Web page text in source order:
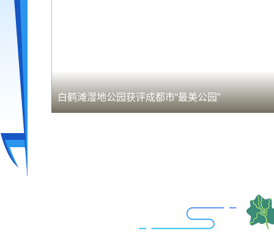
白鹤滩湿地公园获评成都市“最美公园”